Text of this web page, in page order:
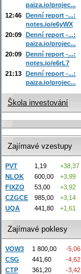
paiza.io/projec...
12:46 Denní report -...:
notes.io/e6yWX
20:09 Denní report -...:
paiza.io/projec...
20:09 Denní report -...:
notes.io/e6rL7
21:13 Denní report -...:
paiza.io/projec...
Škola investování
Zajímavé vzestupy
PVT 1,19
+38,37
NLOK
600,00
+3,99
FIXZO
53,00
+3,92
CZGCE
985,00
+3,14
UQA
441,80 +1,61
Zajímavé poklesy
VOW3 1 800,00
-5,06
CSG
441,60
-4,62
CTP
361,20
-3,42